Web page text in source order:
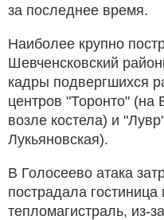
за последнее время.
Наиболее крупно
Шевченсковский
кадры подвергшихся
центров "Торонто" (на
возле костела) и
Лукьяновская).
В Голосеево атака
пострадала
тепломагистраль, из-